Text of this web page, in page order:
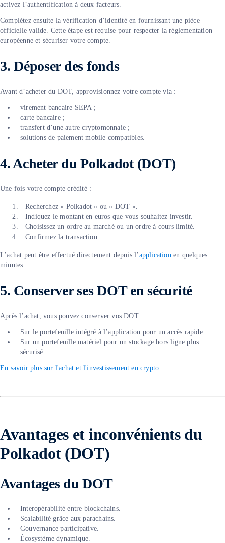
activez l’authentification à deux facteurs.
Complétez ensuite la vérification d’identité en fournissant une pièce
officielle valide. Cette étape est requise pour respecter la réglementation
européenne et sécuriser votre compte.
3.Déposer des fonds
Avant d’acheter du DOT, approvisionnez votre compte via :
virement bancaire SEPA ;
carte bancaire ;
transfert d’une autre cryptomonnaie ;
solutions de paiement mobile compatibles.
4. Acheter du Polkadot (DOT)
Une fois votre compte crédité :
Recherchez « Polkadot » ou « DOT ».
Indiquez le montant en euros que vous souhaitez investir.
Choisissez un ordre au marché ou un ordre à cours limité.
Confirmez la transaction.
L’achat peut être effectué directement depuis l’applicationen quelques
minutes.
5. Conserver ses DOT en sécurité
Après l’achat, vous pouvez conserver vos DOT :
Sur le portefeuille intégré à l’application pour un accès rapide.
Sur un portefeuille matériel pour un stockage hors ligne plus
sécurisé.
En savoir plus sur l'achat et l'investissement en crypto
Avantages et inconvénients du
Polkadot (DOT)
Avantages du DOT
Interopérabilité entre blockchains.
Scalabilité grâce aux parachains.
Gouvernance participative.
Écosystème dynamique.